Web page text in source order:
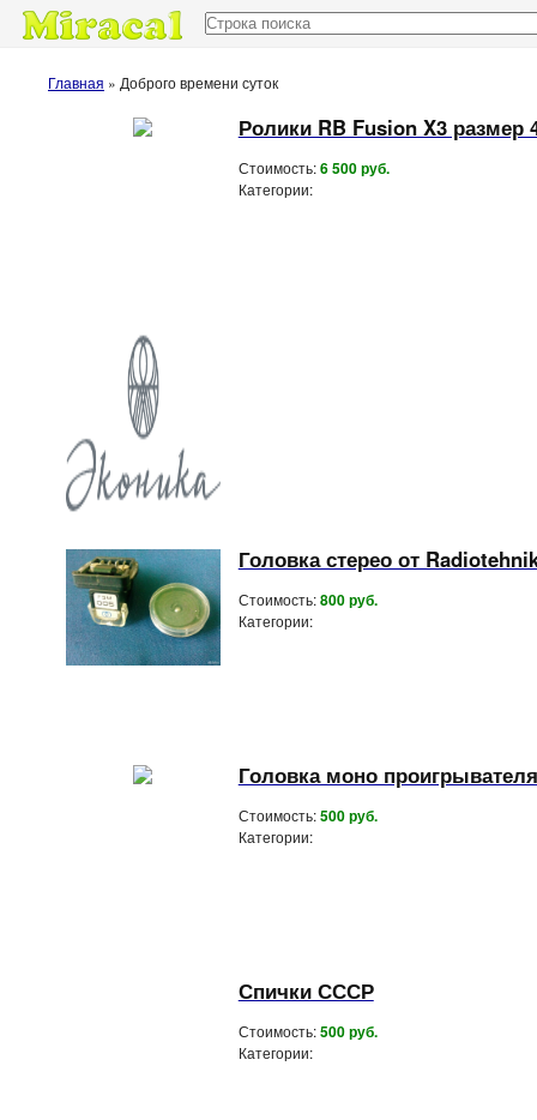
Главная » Доброго времени суток
Ролики RB Fusion X3 размер
Стоимость:6 500 руб.
Категории:
Головка стерео от
Стоимость:800 руб.
Категории:
Головка моно
Стоимость:500 руб.
Категории:
Спички СССР
Стоимость:500 руб.
Категории: